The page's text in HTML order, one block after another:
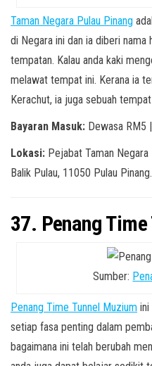
Taman Negara Pulau Pinang
di Negara ini dan ia diberi nama
tempatan. Kalau anda kaki
melawat tempat ini. Kerana ia
Kerachut, ia juga sebuah
Bayaran Masuk: Dewasa RM5
Lokasi: Pejabat Taman Negara
Balik Pulau, 11050 Pulau Pinang.
37. Penang Time
Sumber:
Penang Time Tunnel Muzium ini
setiap fasa penting dalam
bagaimana ini telah berubah